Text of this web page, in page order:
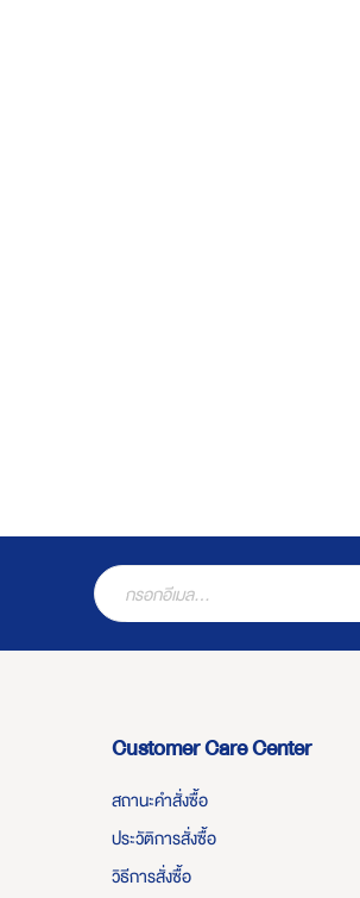
Customer Care Center
สถานะคำสั่งซื้อ
ประวัติการสั่งซื้อ
วิธีการสั่งซื้อ